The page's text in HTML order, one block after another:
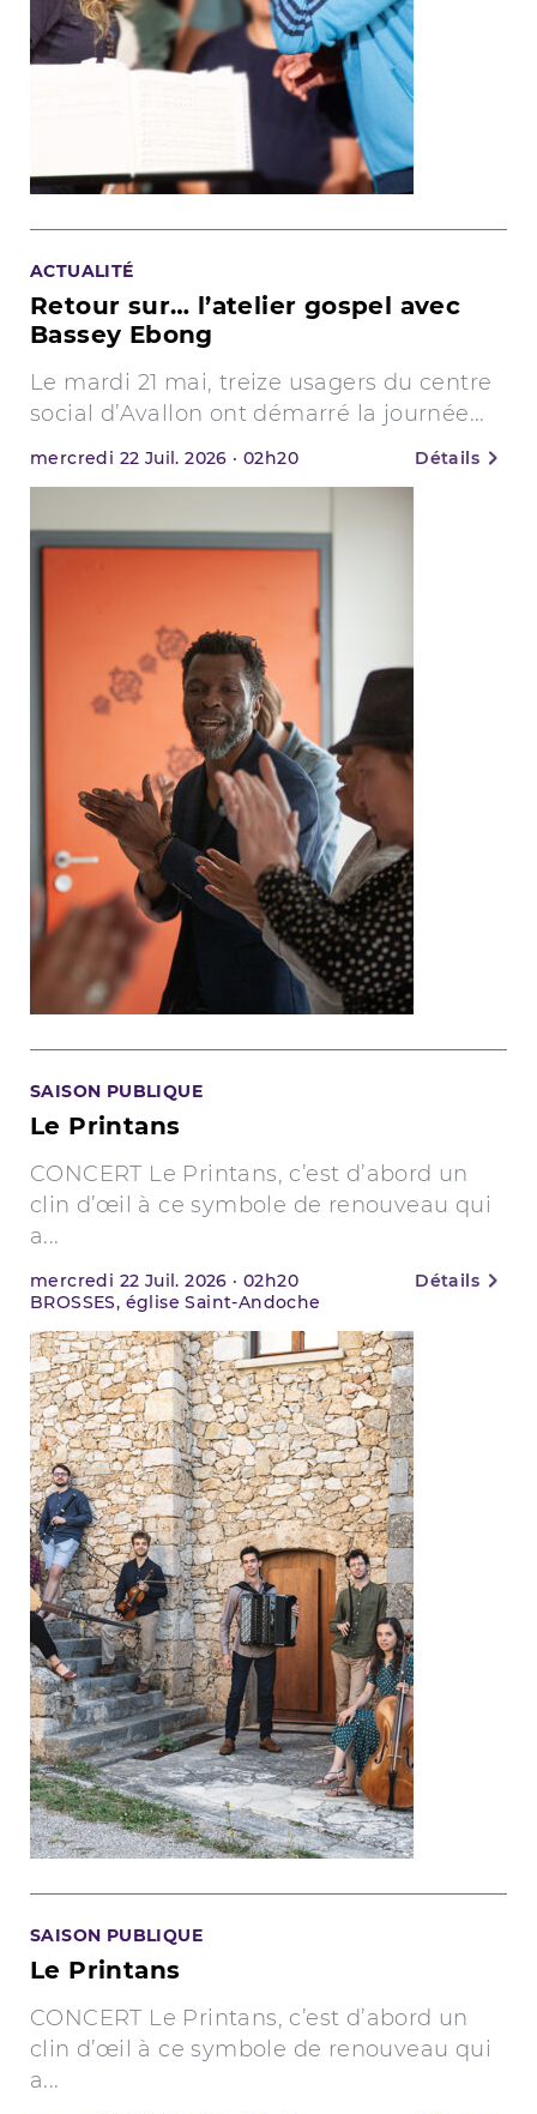
ACTUALITÉ
Retour sur… l’atelier gospel avec
Bassey Ebong
Le mardi 21 mai, treize usagers du centre
social d’Avallon ont démarré la journée...
mercredi 22 Juil. 2026 ·02h20 Détails
SAISON PUBLIQUE
Le Printans
CONCERT Le Printans, c’est d’abord un
clin d’œil à ce symbole de renouveau qui
a...
mercredi 22 Juil. 2026 ·02h20
BROSSES, église Saint-Andoche
Détails
SAISON PUBLIQUE
Le Printans
CONCERT Le Printans, c’est d’abord un
clin d’œil à ce symbole de renouveau qui
a...